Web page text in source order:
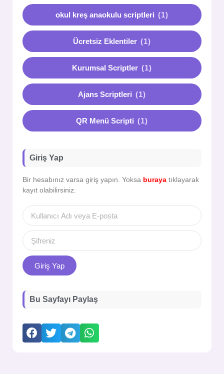
okul kreş anaokulu scriptleri (1)
Ücretsiz Eklentiler (1)
Kurumsal Scriptler (1)
Ajans Scriptleri (1)
QR Menü Scripti (1)
Giriş Yap
Bir hesabınız varsa giriş yapın. Yoksa buraya tıklayarak
kayıt olabilirsiniz.
Giriş Yap
Bu Sayfayı Paylaş